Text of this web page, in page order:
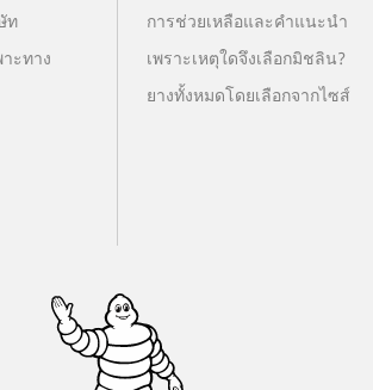
ท
ะทาง
การช่วยเหลือและคำแนะนำ
เพราะเหตุใดจึงเลือกมิชลิน?
ยางทั้งหมดโดยเลือกจากไซส์